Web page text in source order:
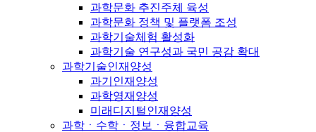
과학문화 추진주체 육성
과학문화 정책 및 플랫폼 조성
과학기술체험 활성화
과학기술 연구성과 국민 공감 확대
과학기술인재양성
과기인재양성
과학영재양성
미래디지털인재양성
과학ㆍ수학ㆍ정보ㆍ융합교육